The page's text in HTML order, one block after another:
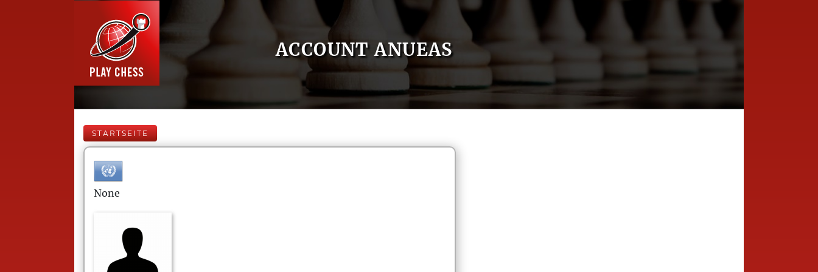
ACCOUNT ANUEAS
STARTSEITE
None